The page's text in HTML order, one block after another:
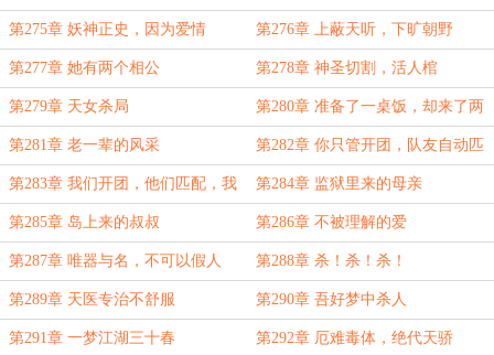
第275章 妖神正史，因为爱情 第276章 上蔽天听，下旷朝野
第277章 她有两个相公 第278章 神圣切割，活人棺
第279章 天女杀局 第280章 准备了一桌饭，却来了两
桌客人
第281章 老一辈的风采 第282章 你只管开团，队友自动匹
配
第283章 我们开团，他们匹配，我
们身退
第284章 监狱里来的母亲
第285章 岛上来的叔叔 第286章 不被理解的爱
第287章 唯器与名，不可以假人 第288章 杀！杀！杀！
第289章 天医专治不舒服 第290章 吾好梦中杀人
第291章 一梦江湖三十春 第292章 厄难毒体，绝代天骄